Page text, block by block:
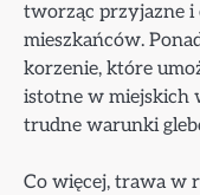
tworząc przyjazne i
mieszkańców.
korzenie, które
istotne w miejskich
trudne warunki
Co więcej, trawa w